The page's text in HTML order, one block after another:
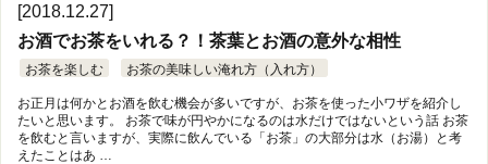
[2018.12.27]
お酒でお茶をいれる？！茶葉とお酒の意外な相性
お茶を楽しむ お茶の美味しい淹れ方（入れ方）
お正月は何かとお酒を飲む機会が多いですが、お茶を使った小ワザを紹介し
たいと思います。 お茶で味が円やかになるのは水だけではないという話 お茶
を飲むと言いますが、実際に飲んでいる「お茶」の大部分は水（お湯）と考
えたことはあ …